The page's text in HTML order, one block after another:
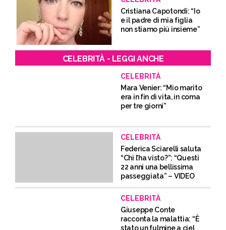
Cristiana Capotondi: “Io
e il padre di mia figlia
non stiamo più insieme”
CELEBRITÀ - LEGGI ANCHE
CELEBRITÀ
Mara Venier: “Mio marito
era in fin di vita, in coma
per tre giorni”
CELEBRITÀ
Federica Sciarelli saluta
“Chi l’ha visto?”: “Questi
22 anni una bellissima
passeggiata” – VIDEO
CELEBRITÀ
Giuseppe Conte
racconta la malattia: “È
stato un fulmine a ciel